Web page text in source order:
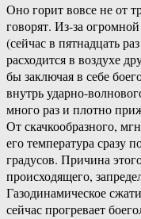
Оно горит вовсе не от
говорят. Из-за
(сейчас в пятнадцать
расходится в воздухе
бы заключая в себе
внутрь ударно-
много раз и плотно
От скачкообразного,
его температура сразу
градусов. Причина
происходящего,
Газодинамическое
сейчас прогревает